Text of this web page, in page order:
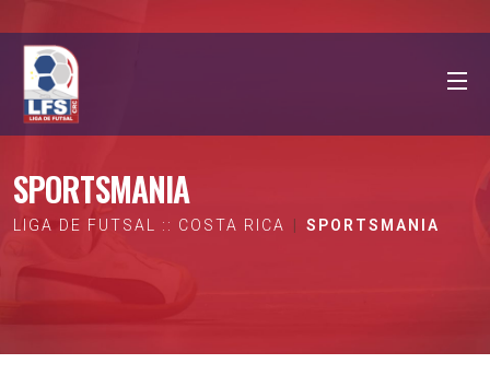
SPORTSMANIA
LIGA DE FUTSAL :: COSTA RICA SPORTSMANIA